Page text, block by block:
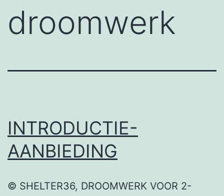
droomwerk
INTRODUCTIE-
AANBIEDING
© SHELTER36, DROOMWERK VOOR 2-